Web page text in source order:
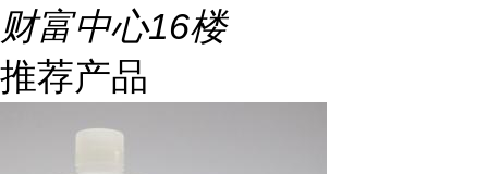
财富中心16楼
推荐产品